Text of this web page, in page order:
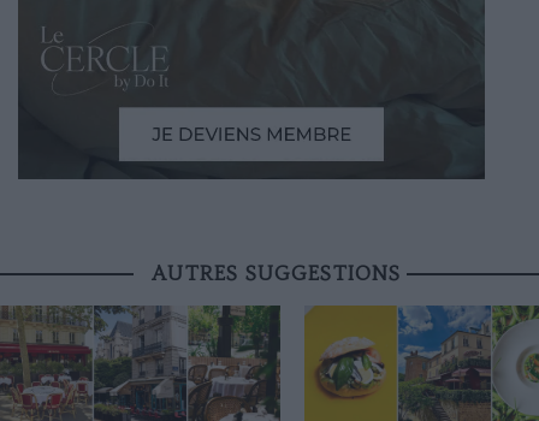
AUTRES SUGGESTIONS